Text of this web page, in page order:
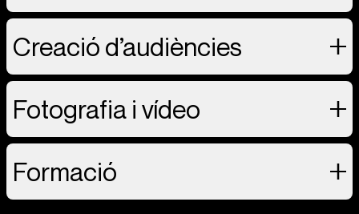
Creació d’audiències
Fotografia i vídeo
Formació